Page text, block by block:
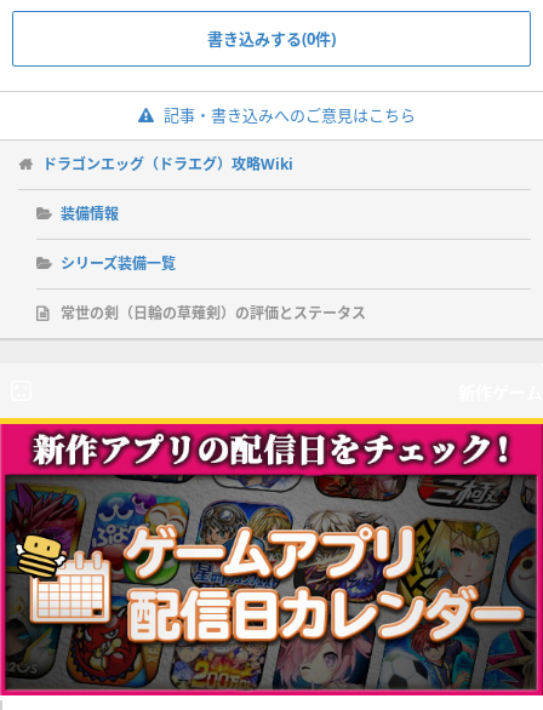
書き込みする(0件)
記事・書き込みへのご意見はこちら
ドラゴンエッグ（ドラエグ）攻略Wiki
装備情報
シリーズ装備一覧
常世の剣（日輪の草薙剣）の評価とステータス